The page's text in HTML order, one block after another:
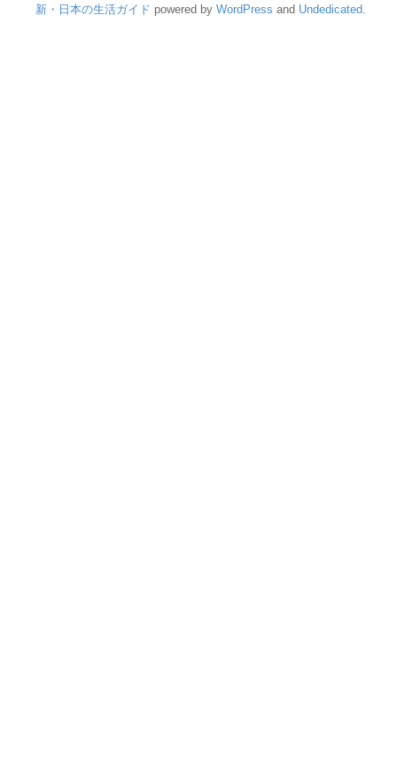
新・日本の生活ガイド powered by WordPress and Undedicated.